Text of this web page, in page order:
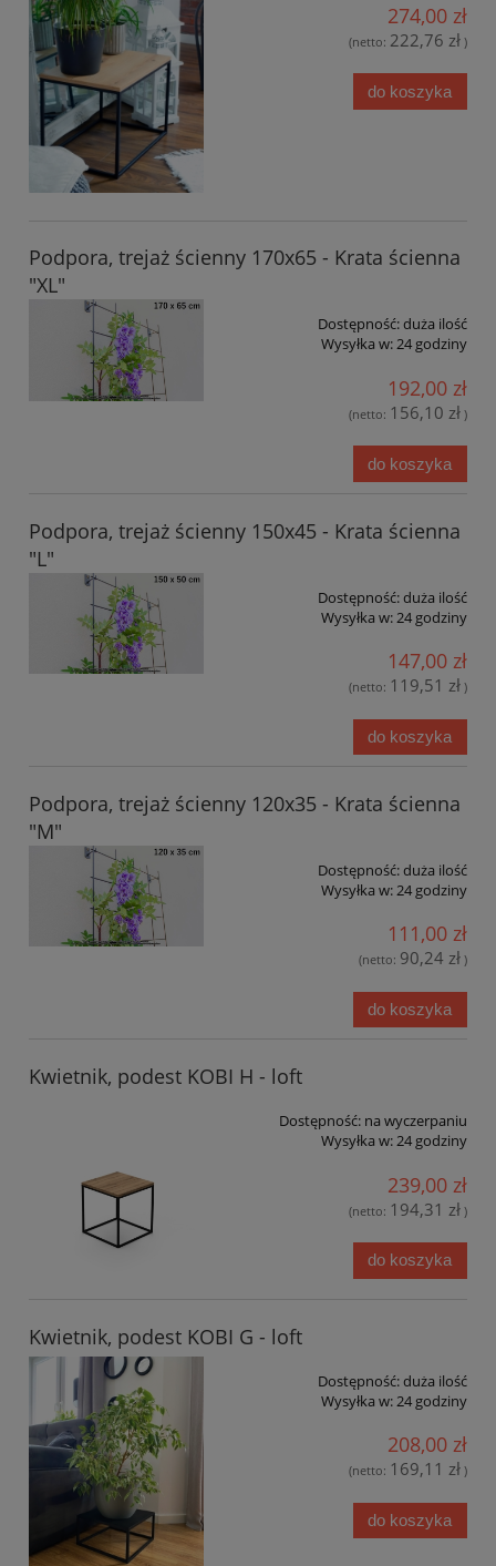
274,00 zł
(netto: 222,76 zł )
do koszyka
Podpora, trejaż ścienny 170x65 - Krata ścienna
"XL"
Dostępność:duża ilość
Wysyłka w:24 godziny
192,00 zł
(netto: 156,10 zł )
do koszyka
Podpora, trejaż ścienny 150x45 - Krata ścienna
"L"
Dostępność:duża ilość
Wysyłka w:24 godziny
147,00 zł
(netto: 119,51 zł )
do koszyka
Podpora, trejaż ścienny 120x35 - Krata ścienna
"M"
Dostępność:duża ilość
Wysyłka w:24 godziny
111,00 zł
(netto: 90,24 zł )
do koszyka
Kwietnik, podest KOBI H - loft
Dostępność: na wyczerpaniu
Wysyłka w:24 godziny
239,00 zł
(netto: 194,31 zł )
do koszyka
Kwietnik, podest KOBI G - loft
Dostępność:duża ilość
Wysyłka w:24 godziny
208,00 zł
(netto: 169,11 zł )
do koszyka